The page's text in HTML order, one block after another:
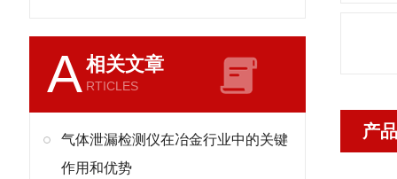
A相关文章
RTICLES
气体泄漏检测仪在冶金行业中的关键
作用和优势
产